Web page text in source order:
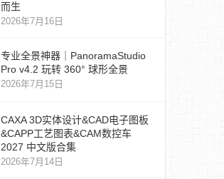
而生
2026年7月16日
专业全景神器｜PanoramaStudio
Pro v4.2 玩转 360° 球形全景
2026年7月15日
CAXA 3D实体设计&CAD电子图板
&CAPP工艺图表&CAM数控车
2027 中文版合集
2026年7月14日